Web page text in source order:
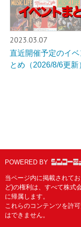
2023.03.07
直近開催予定のイベ
とめ（2026/8/6更新
POWERED BY
当ページ内に掲載されて
ど)の権利は、すべて株式
に帰属します。
これらのコンテンツを許
はできません。